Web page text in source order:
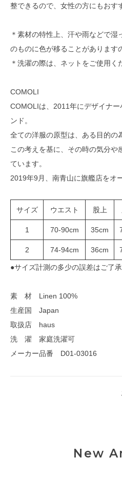
整できるので、女性の方にもおす
＊素材の特性上、汗や雨などで
のものに色が移ることがあります
＊洗濯の際は、ネットをご使用く
COMOLI
COMOLIは、2011年にデザイナ
ンド。
全ての洋服の原型は、ある目的の
この考えを基に、その時の気分や
ています。
2019年9月、南青山に旗艦店をオ
サイズ ウエスト 股上
1 70-90cm 35cm
2 74-94cm 36cm
●サイズ計測の多少の誤差はご了
素 材 Linen 100%
生産国 Japan
取扱店 haus
洗 濯 家庭洗濯可
メーカー品番 D01-03016
New